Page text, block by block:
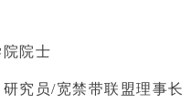
院士
究员/宽禁带联盟理事长